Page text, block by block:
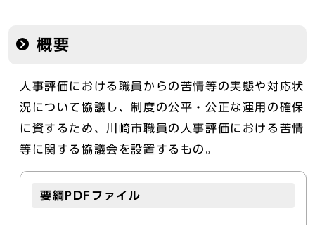
概要
人事評価における職員からの苦情等の実態や対応状
況について協議し、制度の公平・公正な運用の確保
に資するため、川崎市職員の人事評価における苦情
等に関する協議会を設置するもの。
要綱PDFファイル